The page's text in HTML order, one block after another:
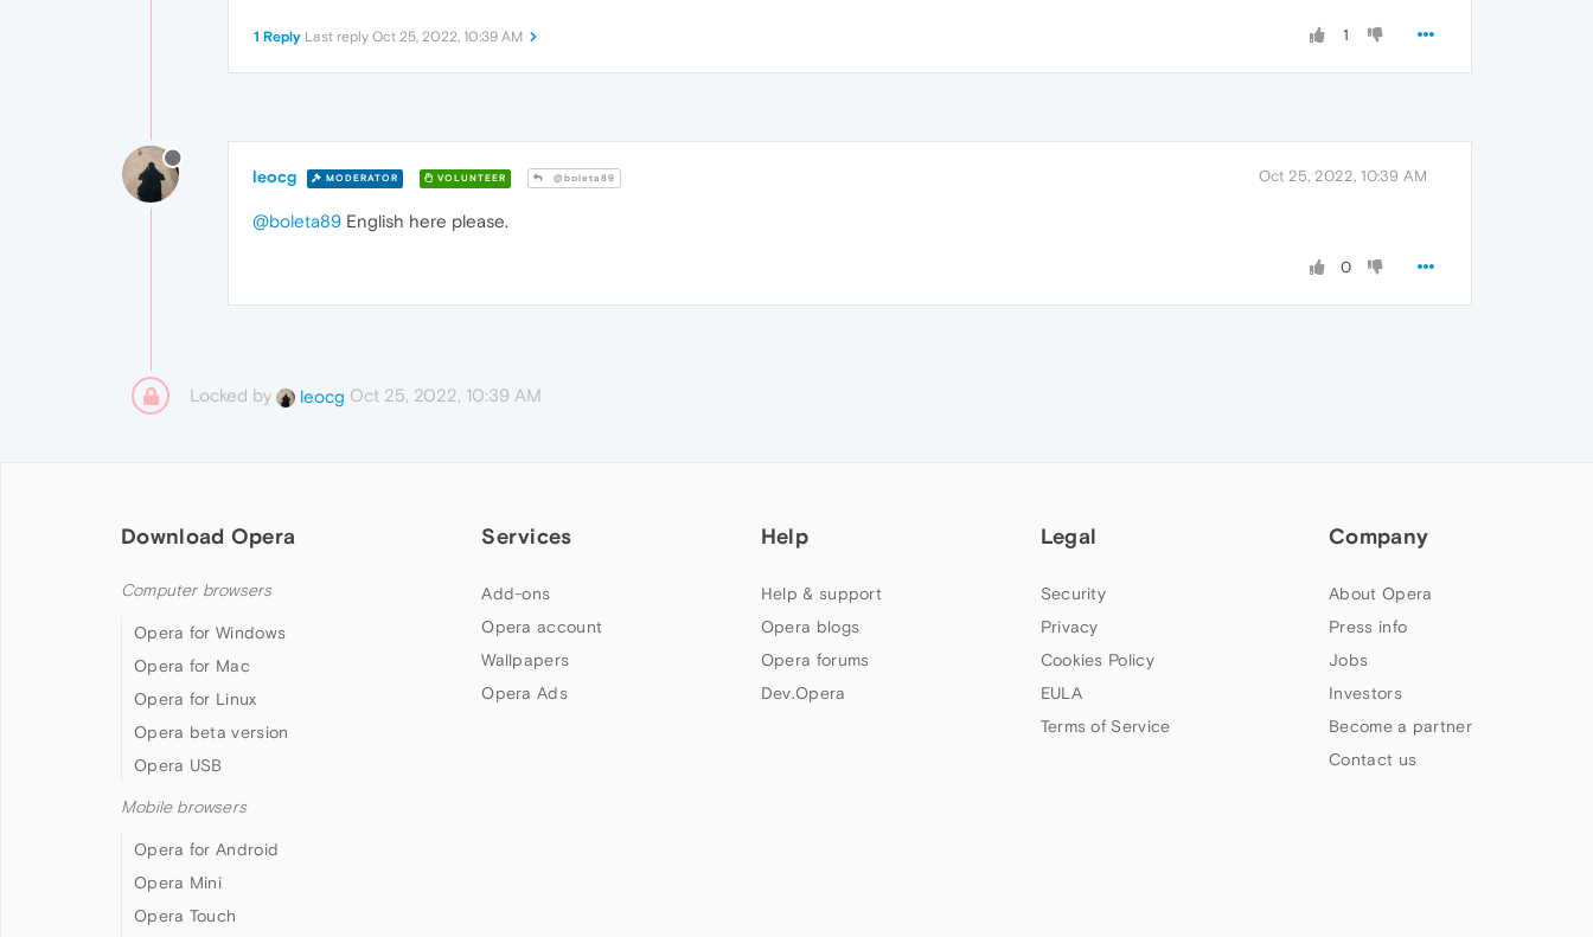
1
1 Reply Last reply Oct 25, 2022, 10:39 AM
leocg MODERATOR VOLUNTEER @boleta89 Oct 25, 2022, 10:39 AM
@boleta89 English here please.
0
Locked by leocg Oct 25, 2022, 10:39 AM
Download Opera
Computer browsers
Opera for Windows
Opera for Mac
Opera for Linux
Opera beta version
Opera USB
Mobile browsers
Opera for Android
Opera Mini
Opera Touch
Services
Add-ons
Opera account
Wallpapers
Opera Ads
Help
Help & support
Opera blogs
Opera forums
Dev.Opera
Legal
Security
Privacy
Cookies Policy
EULA
Terms of Service
Company
About Opera
Press info
Jobs
Investors
Become a partner
Contact us